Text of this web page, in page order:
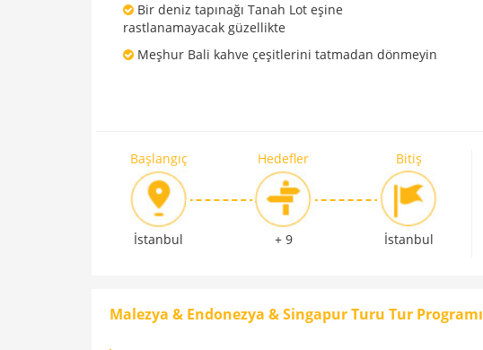
Bir deniz tapınağı Tanah Lot eşine
rastlanamayacak güzellikte
Meşhur Bali kahve çeşitlerini tatmadan dönmeyin
Başlangıç
İstanbul
Hedefler
+ 9
Bitiş
İstanbul
Malezya & Endonezya & Singapur Turu Tur Programı